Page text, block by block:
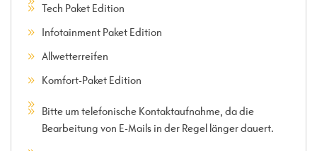
Tech Paket Edition
Infotainment Paket Edition
Allwetterreifen
Komfort-Paket Edition
Bitte um telefonische Kontaktaufnahme, da die
Bearbeitung von E-Mails in der Regel länger dauert.